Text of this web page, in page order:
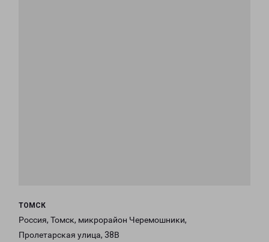
ТОМСК
Россия, Томск, микрорайон Черемошники,
Пролетарская улица, 38В